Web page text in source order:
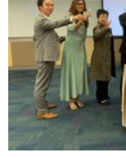
申请人可亲临学院
办事」、微信支付
（Alipay） 缴付学费。
2. 支票或银行本票
如以划线支票或银行
学专业进修学院」。
人姓名。 阁下可：